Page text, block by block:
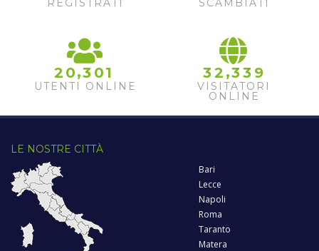
REGISTRATI SCAMBIATI
2 0,3 01
UTENTI ONLINE
32 ,33 9
VISITATORI
ONLINE
LE NOSTRE CITTÀ
Bari
Lecce
Napoli
Roma
Taranto
Matera